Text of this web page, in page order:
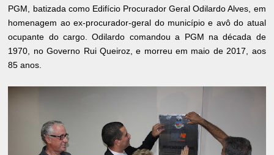
PGM, batizada como Edifício Procurador Geral Odilardo Alves, em
homenagem ao ex-procurador-geral do município e avô do atual
ocupante do cargo. Odilardo comandou a PGM na década de
1970, no Governo Rui Queiroz, e morreu em maio de 2017, aos
85 anos.